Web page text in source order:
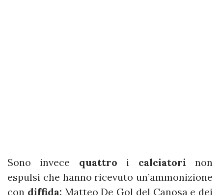
Sono invece quattro i calciatori non
espulsi che hanno ricevuto un’ammonizione
con diffida: Matteo De Gol del Canosa e dei